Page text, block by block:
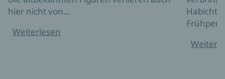
hier nicht von…
Weiterlesen
Habicht